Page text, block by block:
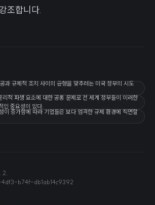
조합니다.
과 규제적 조치 사이의 균형을 맞추려는 미국 정부의 시도
적 파생 요소에 대한 공통 문제로 전 세계 정부들이 이러한
인 중요성이 있다.
증가함에 따라 기업들은 보다 엄격한 규제 환경에 직면할
2.
b74f-db1ab14c9392